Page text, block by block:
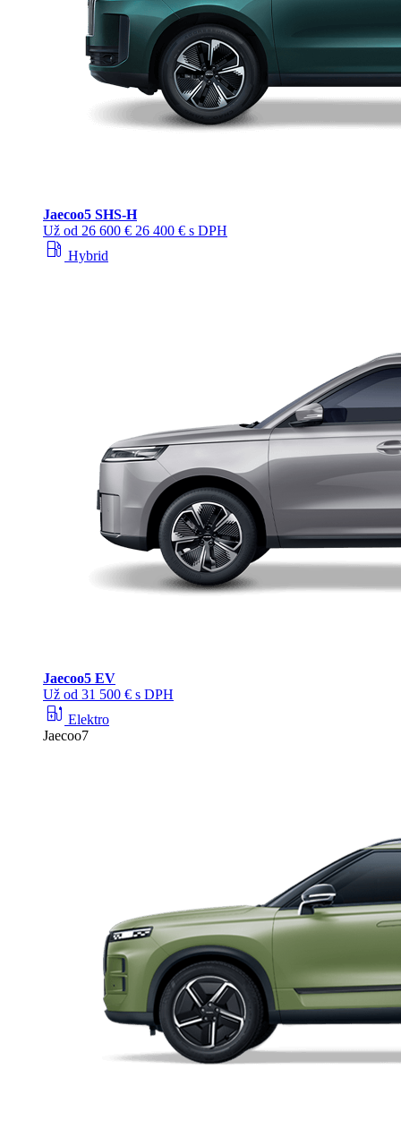
Jaecoo5 SHS-H
Už od 26 600 € 26 400 € s DPH
local_gas_station Hybrid
Jaecoo5 EV
Už od 31 500 € s DPH
ev_station Elektro
Jaecoo7